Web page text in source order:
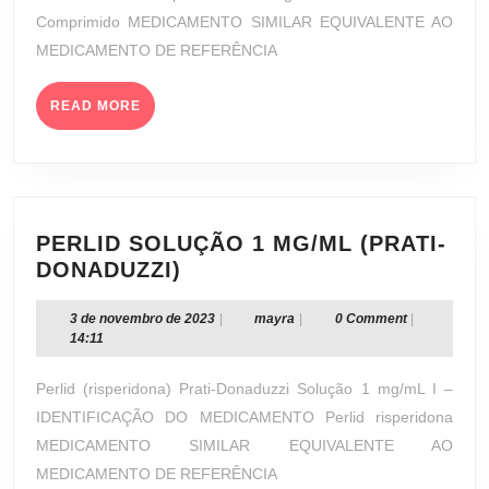
NACIONAL
S/A)
Comprimido MEDICAMENTO SIMILAR EQUIVALENTE AO
MEDICAMENTO DE REFERÊNCIA
READ MORE READ
MORE
PERLID SOLUÇÃO 1 MG/ML (PRATI-
DONADUZZI)
SOLUÇÃO
1
DONADUZZI)
3 de novembro de 20233
novembro
2023
mayra mayra 0 Comment
14:11
Perlid (risperidona) Prati-Donaduzzi Solução 1 mg/mL I –
IDENTIFICAÇÃO DO MEDICAMENTO Perlid risperidona
MEDICAMENTO SIMILAR EQUIVALENTE AO
MEDICAMENTO DE REFERÊNCIA